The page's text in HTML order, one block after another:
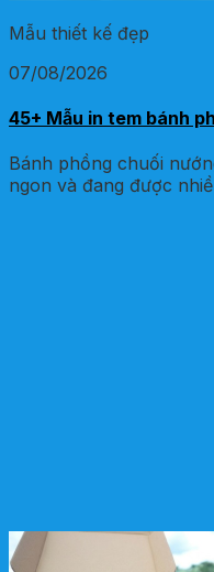
Mẫu thiết kế đẹp
07/08/2026
45+ Mẫu in tem bánh
Bánh phồng chuối
ngon và đang được